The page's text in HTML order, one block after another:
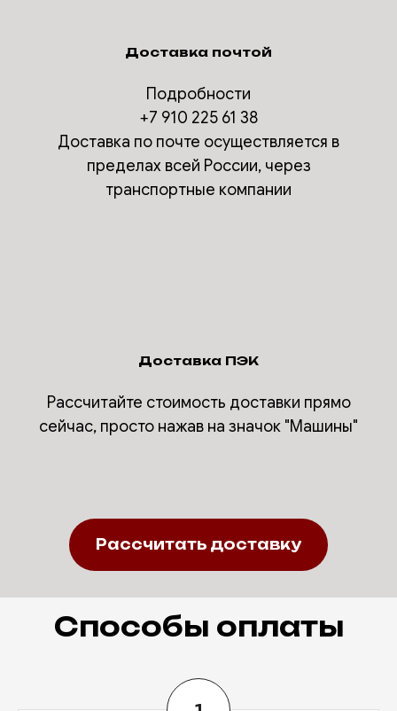
Доставка почтой
Подробности
+7 910 225 61 38
Доставка по почте осуществляется в
пределах всей России, через
транспортные компании
Доставка ПЭК
Рассчитайте стоимость доставки прямо
сейчас, просто нажав на значок "Машины"
Рассчитать доставку
Способы оплаты